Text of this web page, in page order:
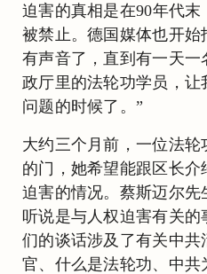
迫害的真相是在90年代
被禁止。德国媒体也开
有声音了，直到有一天
政厅里的法轮功学员，
问题的时候了。”
大约三个月前，一位法
的门，她希望能跟区长
迫害的情况。蔡斯迈尔先
听说是与人权迫害有关
们的谈话涉及了有关中
官、什么是法轮功、中共